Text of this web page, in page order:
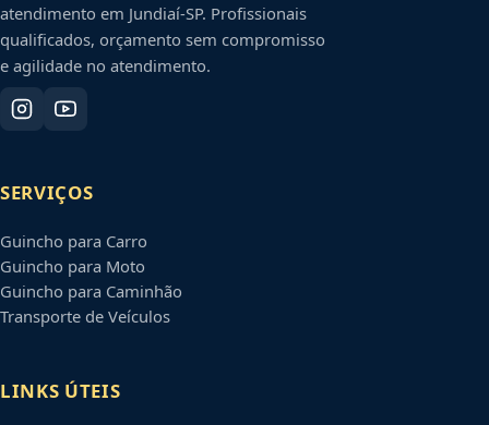
atendimento em Jundiaí-SP. Profissionais
qualificados, orçamento sem compromisso
e agilidade no atendimento.
SERVIÇOS
Guincho para Carro
Guincho para Moto
Guincho para Caminhão
Transporte de Veículos
LINKS ÚTEIS